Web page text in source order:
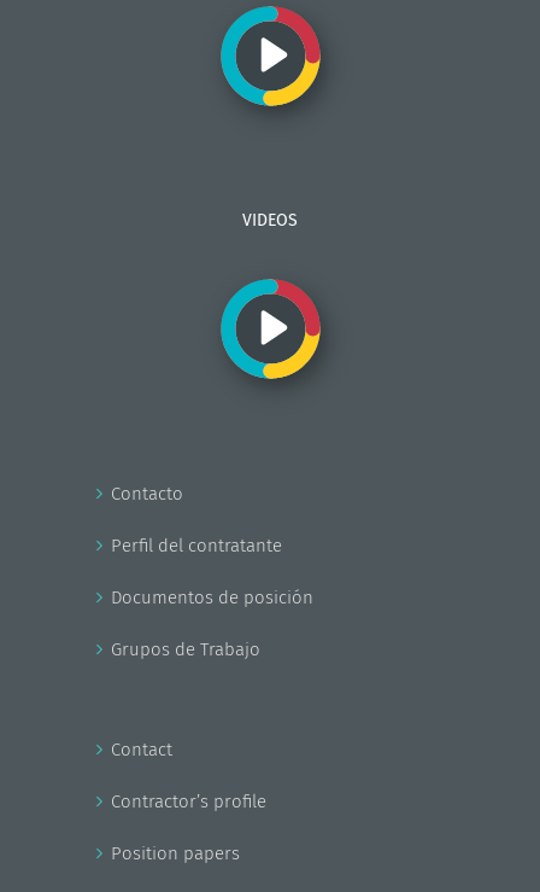
VIDEOS
Contacto
Perfil del contratante
Documentos de posición
Grupos de Trabajo
Contact
Contractor’s profile
Position papers